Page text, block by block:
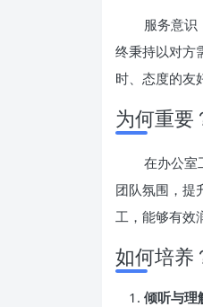
服务意识
终秉持以对方
时、态度的友
为何重要
在办公室
团队氛围，提
工，能够有效
如何培养
倾听与理